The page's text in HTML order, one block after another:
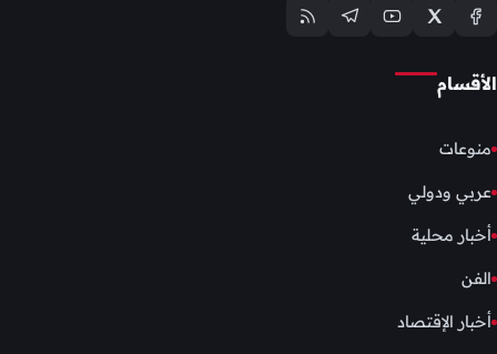
الأقسام
منوعات
عربي ودولي
أخبار محلية
الفن
أخبار الإقتصاد